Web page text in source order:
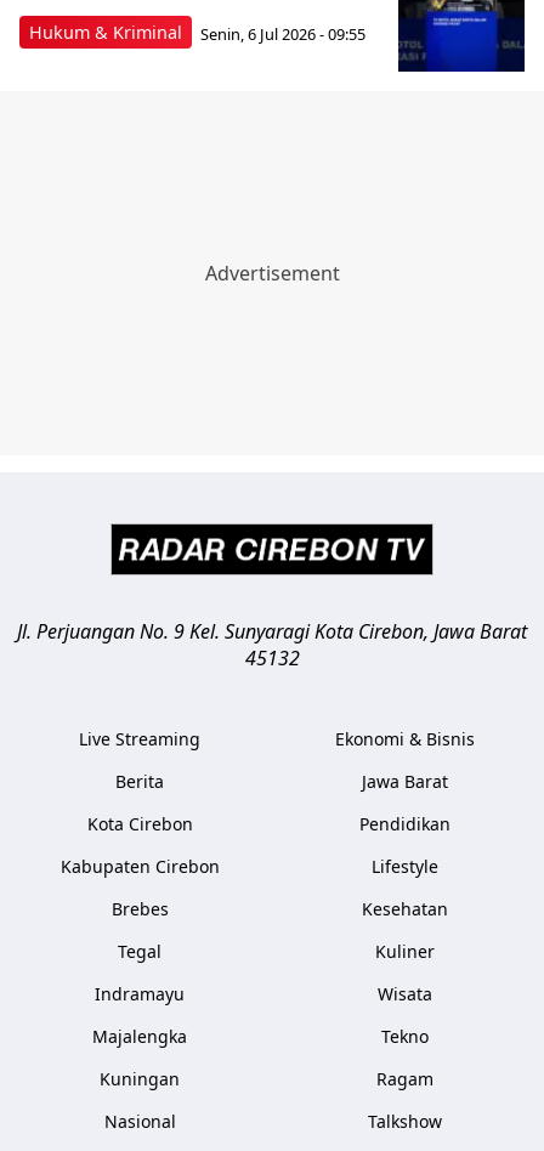
Hukum & Kriminal Senin, 6 Jul 2026 - 09:55
Jl. Perjuangan No. 9 Kel. SunyaragiKota Cirebon, Jawa Barat
45132
Live Streaming
Berita
Kota Cirebon
Kabupaten Cirebon
Brebes
Tegal
Indramayu
Majalengka
Kuningan
Nasional
Ekonomi & Bisnis
Jawa Barat
Pendidikan
Lifestyle
Kesehatan
Kuliner
Wisata
Tekno
Ragam
Talkshow